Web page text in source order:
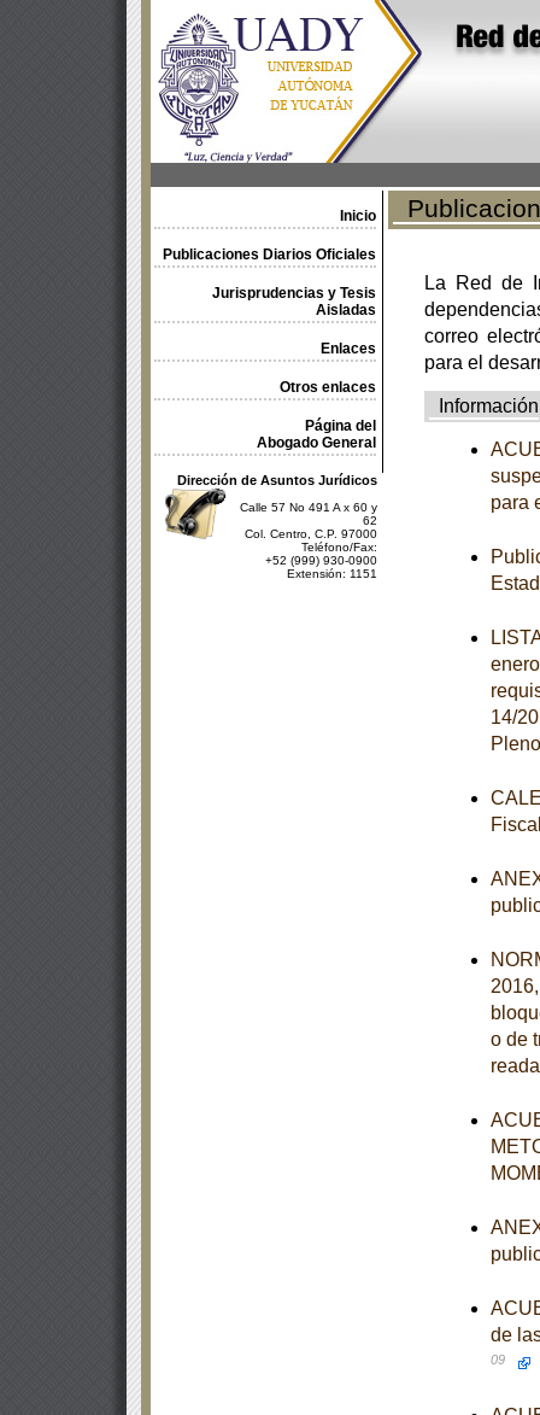
Inicio
Publicaciones Diarios Oficiales
Jurisprudencias y Tesis
Aisladas
Enlaces
Otros enlaces
Página del
Abogado General
Dirección de Asuntos Jurídicos
Calle 57 No 491 A x 60 y
62
Col. Centro, C.P. 97000
Teléfono/Fax:
+52 (999) 930-0900
Extensión: 1151
La Red de
correo
para el
Información
para
14/
o de
de
09